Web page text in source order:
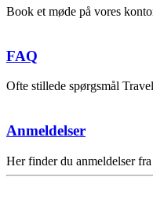
Book et møde på vores
FAQ
Ofte stillede spørgsmål
Anmeldelser
Her finder du anmeldelser